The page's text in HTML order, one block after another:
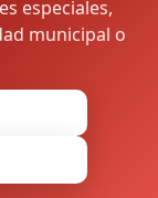
especiales,
municipal o